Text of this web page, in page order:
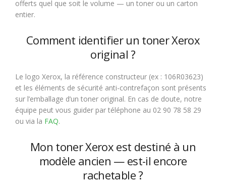
offerts quel que soit le volume — un toner ou un carton
entier.
Comment identifier un toner Xerox
original ?
Le logo Xerox, la référence constructeur (ex : 106R03623)
et les éléments de sécurité anti-contrefaçon sont présents
sur l’emballage d’un toner original. En cas de doute, notre
équipe peut vous guider par téléphone au 02 90 78 58 29
ou via la FAQ.
Mon toner Xerox est destiné à un
modèle ancien — est-il encore
rachetable ?